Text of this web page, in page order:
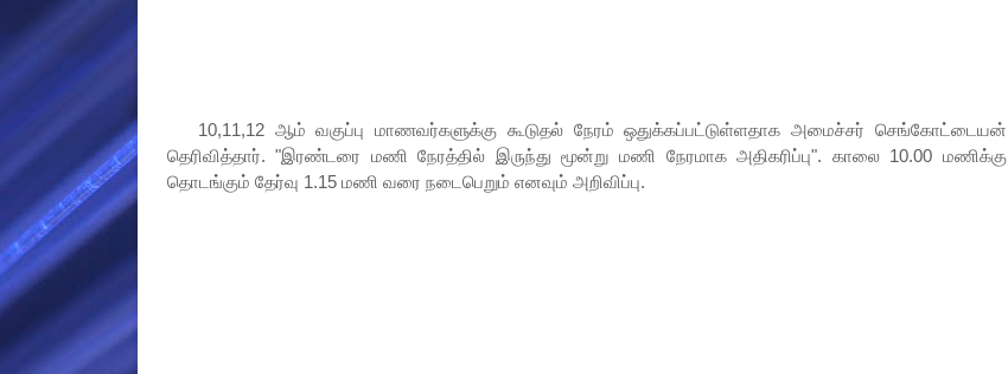
10,11,12 ஆம் வகுப்பு மாணவர்களுக்கு கூடுதல் நேரம் ஒதுக்கப்பட்டுள்ளதாக அமைச்சர் செங்கோட்டையன்
தெரிவித்தார். "இரண்டரை மணி நேரத்தில் இருந்து மூன்று மணி நேரமாக அதிகரிப்பு". காலை 10.00 மணிக்கு
தொடங்கும் தேர்வு 1.15 மணி வரை நடைபெறும் எனவும் அறிவிப்பு.